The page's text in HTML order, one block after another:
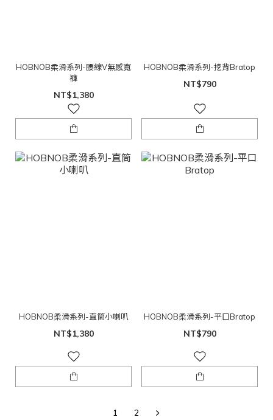
HOBNOB柔滑系列-腰線V無感寬
褲
NT$1,380
HOBNOB柔滑系列-挖背Bratop
NT$790
HOBNOB柔滑系列-直筒小喇叭
NT$1,380
HOBNOB柔滑系列-平口Bratop
NT$790
1 2